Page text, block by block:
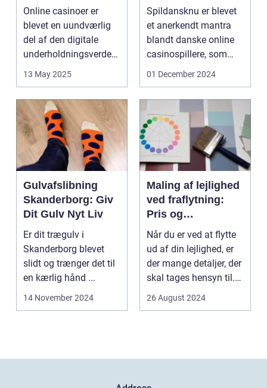
ustri
Online casinoer er
blevet en uundværlig
del af den digitale
underholdningsverden.
Med den stad...
13 May 2025
Underholdende
Online Casinoer
Spildansknu er blevet
et anerkendt mantra
blandt danske online
casinospillere, som
søger unde...
01 December 2024
Gulvafslibning
Skanderborg: Giv
Dit Gulv Nyt Liv
Er dit trægulv i
Skanderborg blevet
slidt og trænger det til
en kærlig hånd ...
14 November 2024
Maling af lejlighed
ved fraflytning:
Pris og
overvejelser
Når du er ved at flytte
ud af din lejlighed, er
der mange detaljer, der
skal tages hensyn til.
En af...
26 August 2024